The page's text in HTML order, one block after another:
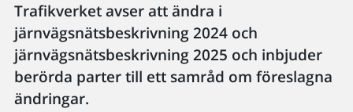
Trafikverket avser att ändra i
järnvägsnätsbeskrivning 2024 och
järnvägsnätsbeskrivning 2025 och inbjuder
berörda parter till ett samråd om föreslagna
ändringar.